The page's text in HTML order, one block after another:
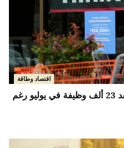
اقتصاد وطاقة
سوق العمل الأميركي يفقد 23 ألف وظيفة في يوليو رغم